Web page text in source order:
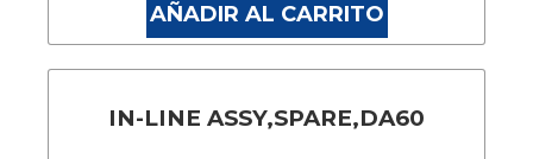
AÑADIR AL CARRITO
IN-LINE ASSY,SPARE,DA60